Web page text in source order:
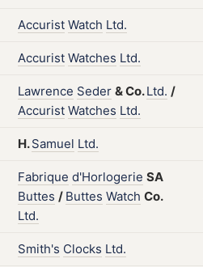
Accurist Watch Ltd.
Accurist Watches Ltd.
Lawrence Seder &Co.Ltd. /
Accurist Watches Ltd.
H.Samuel Ltd.
Fabrique d'Horlogerie SA
Buttes / Buttes Watch Co.
Ltd.
Smith's Clocks Ltd.